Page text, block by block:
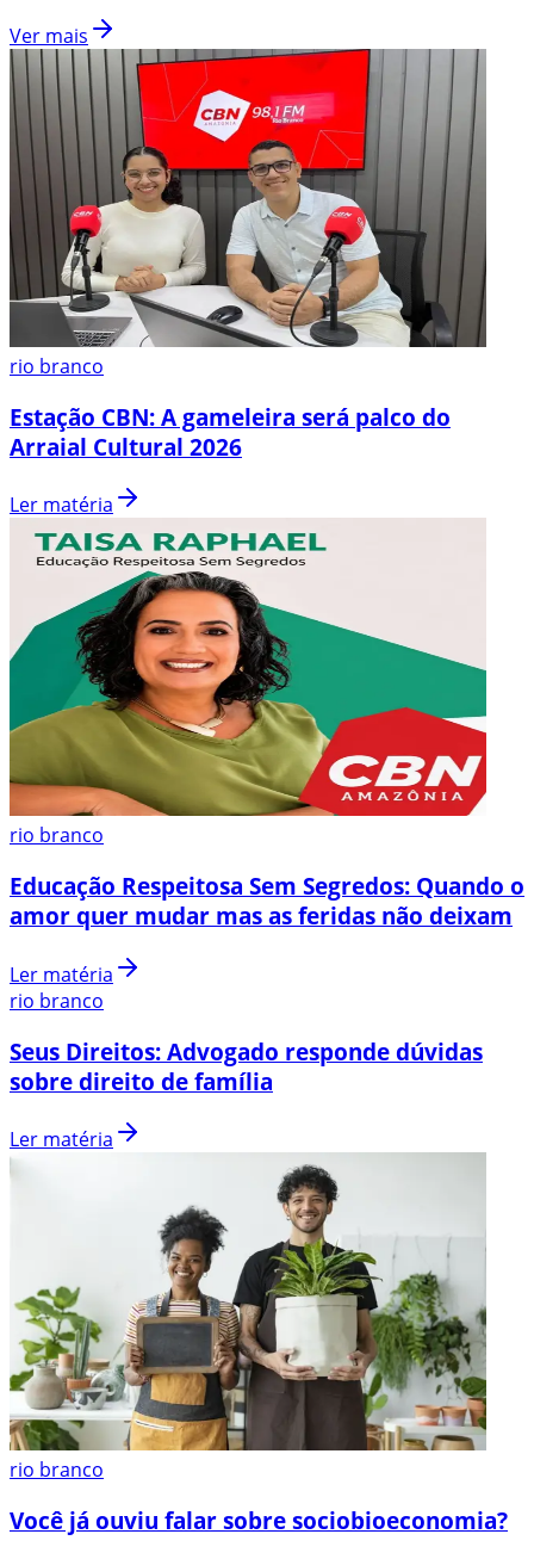
Ver mais
rio branco
Estação CBN: A gameleira será palco do
Arraial Cultural 2026
Ler matéria
rio branco
Educação Respeitosa Sem Segredos: Quando o
amor quer mudar mas as feridas não deixam
Ler matéria
rio branco
Seus Direitos: Advogado responde dúvidas
sobre direito de família
Ler matéria
rio branco
Você já ouviu falar sobre sociobioeconomia?